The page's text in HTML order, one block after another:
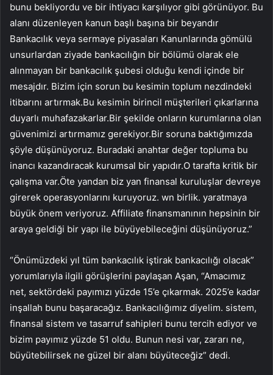
bunu bekliyordu ve bir ihtiyacı karşılıyor gibi görünüyor. Bu
alanı düzenleyen kanun başlı başına bir beyandır
Bankacılık veya sermaye piyasaları Kanunlarında gömülü
unsurlardan ziyade bankacılığın bir bölümü olarak ele
alınmayan bir bankacılık şubesi olduğu kendi içinde bir
mesajdır. Bizim için sorun bu kesimin toplum nezdindeki
itibarını artırmak.Bu kesimin birincil müşterileri çıkarlarına
duyarlı muhafazakarlar.Bir şekilde onların kurumlarına olan
güvenimizi artırmamız gerekiyor.Bir soruna baktığımızda
şöyle düşünüyoruz. Buradaki anahtar değer topluma bu
inancı kazandıracak kurumsal bir yapıdır.O tarafta kritik bir
çalışma var.Öte yandan biz yan finansal kuruluşlar devreye
girerek operasyonlarını kuruyoruz. wn birlik. yaratmaya
büyük önem veriyoruz. Affiliate finansmanının hepsinin bir
araya geldiği bir yapı ile büyüyebileceğini düşünüyoruz.”
“Önümüzdeki yıl tüm bankacılık iştirak bankacılığı olacak”
yorumlarıyla ilgili görüşlerini paylaşan Aşan, “Amacımız
net, sektördeki payımızı yüzde 15’e çıkarmak. 2025’e kadar
inşallah bunu başaracağız. Bankacılığımız diyelim. sistem,
finansal sistem ve tasarruf sahipleri bunu tercih ediyor ve
bizim payımız yüzde 51 oldu. Bunun nesi var, zararı ne,
büyütebilirsek ne güzel bir alanı büyüteceğiz” dedi.